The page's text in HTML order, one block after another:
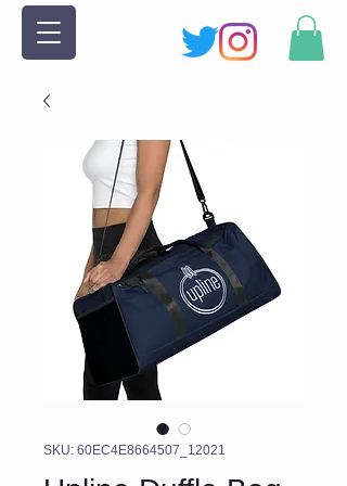
SKU: 60EC4E8664507_12021